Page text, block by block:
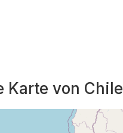
Karte von Chile